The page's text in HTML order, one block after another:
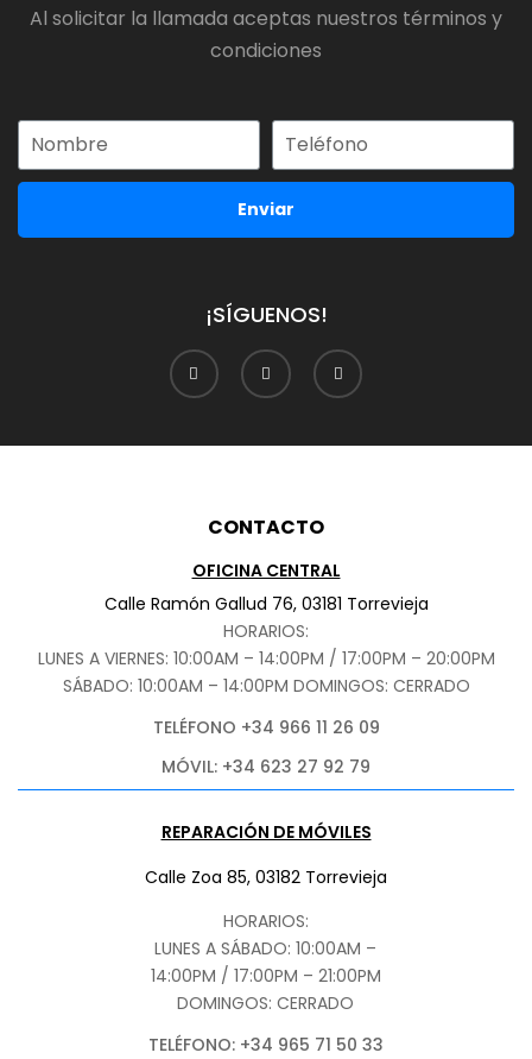
Al solicitar la llamada aceptas nuestros términos y
condiciones
Enviar
¡SÍGUENOS!
CONTACTO
OFICINA CENTRAL
Calle Ramón Gallud 76, 03181 Torrevieja
HORARIOS:
LUNES A VIERNES: 10:00AM – 14:00PM / 17:00PM – 20:00PM
SÁBADO: 10:00AM – 14:00PM DOMINGOS: CERRADO
TELÉFONO +34 966 11 26 09
MÓVIL: +34 623 27 92 79
REPARACIÓN DE MÓVILES
Calle Zoa 85, 03182 Torrevieja
HORARIOS:
LUNES A SÁBADO: 10:00AM –
14:00PM / 17:00PM – 21:00PM
DOMINGOS: CERRADO
TELÉFONO: +34 965 71 50 33